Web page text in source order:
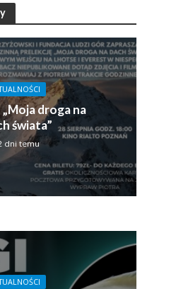
droga na
świata”
dni temu